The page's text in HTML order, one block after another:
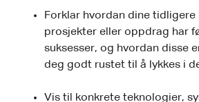
Forklar hvordan dine tidligere
prosjekter eller oppdrag har
suksesser, og hvordan disse
deg godt rustet til å lykkes i
Vis til konkrete teknologier,